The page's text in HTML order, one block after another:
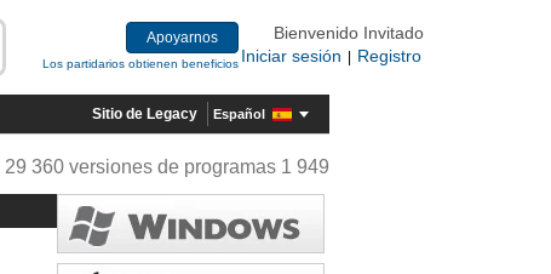
Apoyarnos
Los partidarios obtienen beneficios
Bienvenido Invitado
Iniciar sesión
Registro
Sitio de Legacy Español
29 360 versiones de programas 1 949